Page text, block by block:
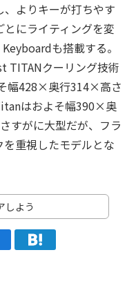
よりキーが打ちやす
にライティングを変
も搭載する。
TITANクーリング技術
幅428×奥行314×高さ
はおよそ幅390×奥
すがに大型だが、フラ
重視したモデルとな
しよう